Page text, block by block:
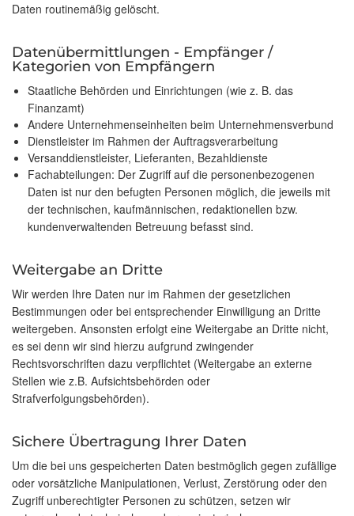
Daten routinemäßig gelöscht.
Datenübermittlungen - Empfänger /
Kategorien von Empfängern
Staatliche Behörden und Einrichtungen (wie z. B. das
Finanzamt)
Andere Unternehmenseinheiten beim Unternehmensverbund
Dienstleister im Rahmen der Auftragsverarbeitung
Versanddienstleister, Lieferanten, Bezahldienste
Fachabteilungen: Der Zugriff auf die personenbezogenen
Daten ist nur den befugten Personen möglich, die jeweils mit
der technischen, kaufmännischen, redaktionellen bzw.
kundenverwaltenden Betreuung befasst sind.
Weitergabe an Dritte
Wir werden Ihre Daten nur im Rahmen der gesetzlichen
Bestimmungen oder bei entsprechender Einwilligung an Dritte
weitergeben. Ansonsten erfolgt eine Weitergabe an Dritte nicht,
es sei denn wir sind hierzu aufgrund zwingender
Rechtsvorschriften dazu verpflichtet (Weitergabe an externe
Stellen wie z.B. Aufsichtsbehörden oder
Strafverfolgungsbehörden).
Sichere Übertragung Ihrer Daten
Um die bei uns gespeicherten Daten bestmöglich gegen zufällige
oder vorsätzliche Manipulationen, Verlust, Zerstörung oder den
Zugriff unberechtigter Personen zu schützen, setzen wir